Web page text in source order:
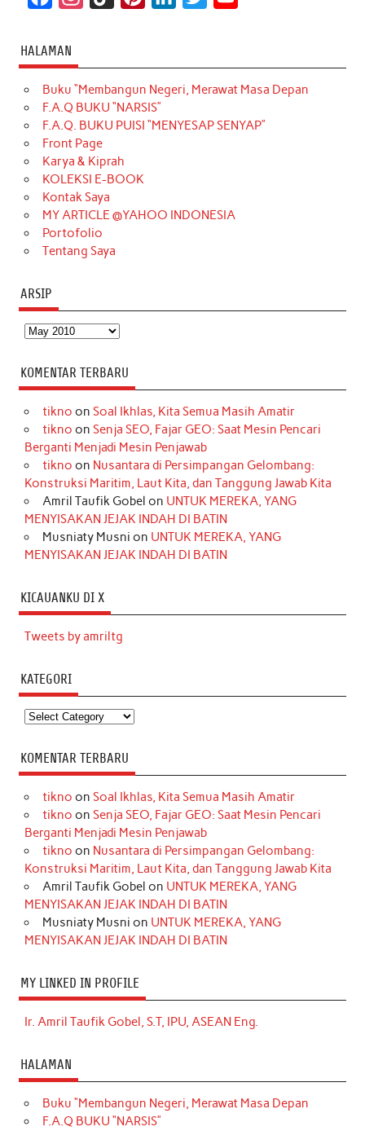
c
e
b
o
o
k
t
a
g
r
a
m
T
o
k
t
e
r
k
e
d
t
t
e
T
u
b
HALAMAN
Buku “Membangun Negeri, Merawat Masa Depan
F.A.Q BUKU “NARSIS”
F.A.Q. BUKU PUISI “MENYESAP SENYAP”
Front Page
Karya & Kiprah
KOLEKSI E-BOOK
Kontak Saya
MY ARTICLE @YAHOO INDONESIA
Portofolio
Tentang Saya
ARSIP
Arsip
KOMENTAR TERBARU
tikno on Soal Ikhlas, Kita Semua Masih Amatir
tikno on Senja SEO, Fajar GEO: Saat Mesin Pencari
Berganti Menjadi Mesin Penjawab
tikno on Nusantara di Persimpangan Gelombang:
Konstruksi Maritim, Laut Kita, dan Tanggung Jawab Kita
Amril Taufik Gobel on UNTUK MEREKA, YANG
MENYISAKAN JEJAK INDAH DI BATIN
Musniaty Musni on UNTUK MEREKA, YANG
MENYISAKAN JEJAK INDAH DI BATIN
KICAUANKU DI X
Tweets by amriltg
KATEGORI
Kategori
KOMENTAR TERBARU
tikno on Soal Ikhlas, Kita Semua Masih Amatir
tikno on Senja SEO, Fajar GEO: Saat Mesin Pencari
Berganti Menjadi Mesin Penjawab
tikno on Nusantara di Persimpangan Gelombang:
Konstruksi Maritim, Laut Kita, dan Tanggung Jawab Kita
Amril Taufik Gobel on UNTUK MEREKA, YANG
MENYISAKAN JEJAK INDAH DI BATIN
Musniaty Musni on UNTUK MEREKA, YANG
MENYISAKAN JEJAK INDAH DI BATIN
MY LINKED IN PROFILE
Ir. Amril Taufik Gobel, S.T, IPU, ASEAN Eng.
HALAMAN
Buku “Membangun Negeri, Merawat Masa Depan
F.A.Q BUKU “NARSIS”